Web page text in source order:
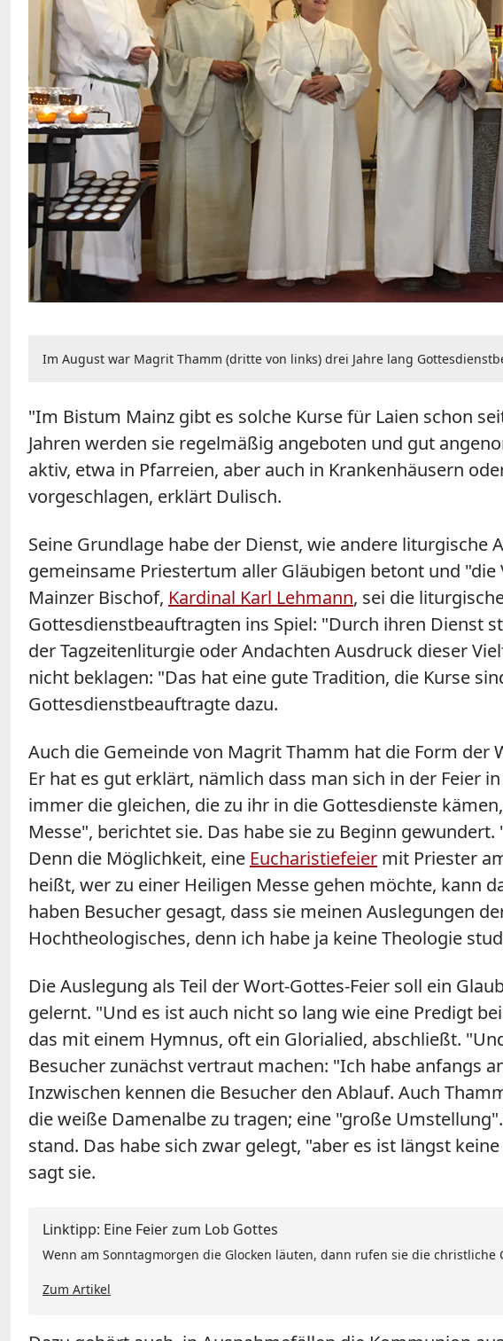
Im August war Magrit Thamm (dritte von links) drei Jahre lang
"Im Bistum Mainz gibt es solche Kurse für Laien schon
Jahren werden sie regelmäßig angeboten und gut
aktiv, etwa in Pfarreien, aber auch in Krankenhäusern
vorgeschlagen, erklärt Dulisch.
Seine Grundlage habe der Dienst, wie andere liturgische
gemeinsame Priestertum aller Gläubigen betont und
Mainzer Bischof, Kardinal Karl Lehmann, sei die
Gottesdienstbeauftragten ins Spiel: "Durch ihren Dienst
der Tagzeitenliturgie oder Andachten Ausdruck dieser
nicht beklagen: "Das hat eine gute Tradition, die Kurse
Gottesdienstbeauftragte dazu.
Auch die Gemeinde von Magrit Thamm hat die Form der
Er hat es gut erklärt, nämlich dass man sich in der Feier
immer die gleichen, die zu ihr in die Gottesdienste
Messe", berichtet sie. Das habe sie zu Beginn
Denn die Möglichkeit, eine Eucharistiefeier mit Priester
heißt, wer zu einer Heiligen Messe gehen möchte, kann
haben Besucher gesagt, dass sie meinen Auslegungen
Hochtheologisches, denn ich habe ja keine Theologie
Die Auslegung als Teil der Wort-Gottes-Feier soll ein
gelernt. "Und es ist auch nicht so lang wie eine Predigt
das mit einem Hymnus, oft ein Glorialied, abschließt.
Besucher zunächst vertraut machen: "Ich habe anfangs
Inzwischen kennen die Besucher den Ablauf. Auch
die weiße Damenalbe zu tragen; eine "große
stand. Das habe sich zwar gelegt, "aber es ist längst
sagt sie.
Linktipp: Eine Feier zum Lob Gottes
Wenn am Sonntagmorgen die Glocken läuten, dann rufen sie die
Zum Artikel